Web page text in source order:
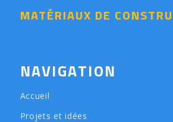
MATÉRIAUX DE
NAVIGATION
Accueil
Projets et idées